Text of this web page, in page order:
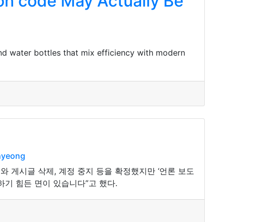
water bottles that mix efficiency with modern
게시글 삭제, 계정 중지 등을 확정했지만 ‘언론 보도
힘든 면이 있습니다”고 했다.